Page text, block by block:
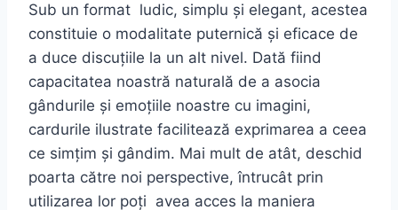
Sub un format ludic, simplu și elegant, acestea
constituie o modalitate puternică și eficace de
a duce discuțiile la un alt nivel. Dată fiind
capacitatea noastră naturală de a asocia
gândurile și emoțiile noastre cu imagini,
cardurile ilustrate facilitează exprimarea a ceea
ce simțim și gândim. Mai mult de atât, deschid
poarta către noi perspective, întrucât prin
utilizarea lor poți avea acces la maniera